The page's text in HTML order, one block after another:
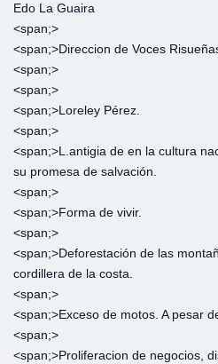
Edo La Guaira
<span;>‎
<span;>‎Direccion de Voces
<span;>‎
<span;>‎
<span;>‎Loreley Pérez.
<span;>‎
<span;>‎L.antigia de en la cultura
su promesa de salvación.
<span;>‎
<span;>‎Forma de vivir.
<span;>‎
<span;>‎Deforestación de las
cordillera de la costa.
<span;>‎
<span;>‎Exceso de motos. A pesar
<span;>‎
<span;>‎Proliferacion de negocios,